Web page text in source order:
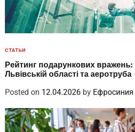
СТАТЬИ
Рейтинг подарункових вражень:
Львівській області та
Posted on 12.04.2026 by